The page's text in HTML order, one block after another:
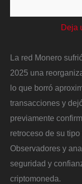
Deja
La red Monero
2025 una
lo que borró
transacciones y
previamente
retroceso de su
Observadores y
seguridad y
criptomoneda.